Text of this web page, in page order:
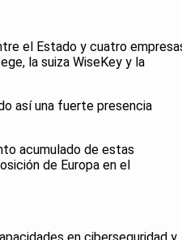
el Estado y cuatro
la suiza WiseKey y la
así una fuerte presencia
acumulado de estas
de Europa en el